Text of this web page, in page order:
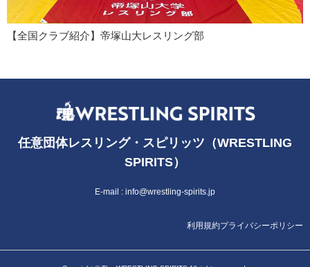
【全国クラブ紹介】帝塚山大レスリング部
任意団体レスリング・スピリッツ（WRESTLING
SPIRITS）
E-mail : info@wrestling-spirits.jp
利用規約プライバシーポリシー